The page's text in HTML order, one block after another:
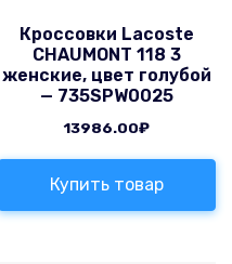
Кроссовки Lacoste
CHAUMONT 118 3
женские, цвет голубой
— 735SPW0025
13986.00₽
Купить товар